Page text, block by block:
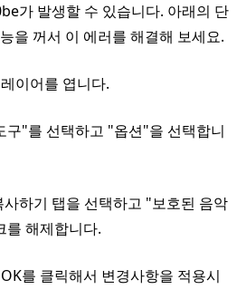
가 발생할 수 있습니다. 아래의 단
을 꺼서 이 에러를 해결해 보세요.
이어를 엽니다.
구"를 선택하고 "옵션"을 선택합니
하기 탭을 선택하고 "보호된 음악
를 해제합니다.
를 클릭해서 변경사항을 적용시